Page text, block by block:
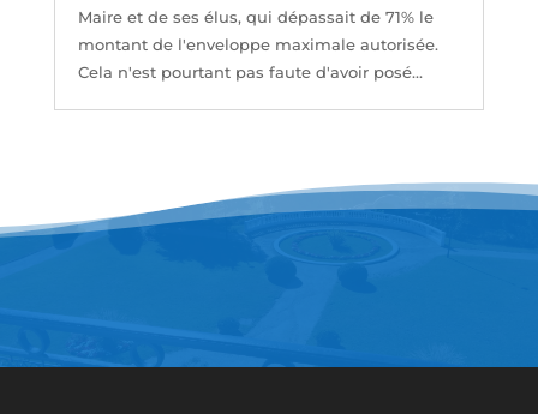
Maire et de ses élus, qui dépassait de 71% le
montant de l'enveloppe maximale autorisée.
Cela n'est pourtant pas faute d'avoir posé...